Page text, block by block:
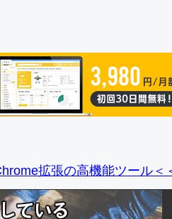
拡張の高機能ツール＜